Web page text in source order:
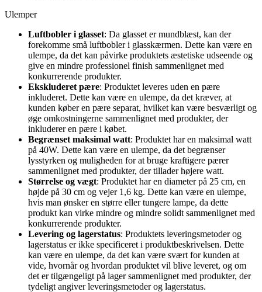
Ulemper
Luftbobler i glasset: Da glasset er mundblæst, kan der
forekomme små luftbobler i glasskærmen. Dette kan være en
ulempe, da det kan påvirke produktets æstetiske udseende og
give en mindre professionel finish sammenlignet med
konkurrerende produkter.
Ekskluderet pære: Produktet leveres uden en pære
inkluderet. Dette kan være en ulempe, da det kræver, at
kunden køber en pære separat, hvilket kan være besværligt og
øge omkostningerne sammenlignet med produkter, der
inkluderer en pære i købet.
Begrænset maksimal watt: Produktet har en maksimal watt
på 40W. Dette kan være en ulempe, da det begrænser
lysstyrken og muligheden for at bruge kraftigere pærer
sammenlignet med produkter, der tillader højere watt.
Størrelse og vægt: Produktet har en diameter på 25 cm, en
højde på 30 cm og vejer 1,6 kg. Dette kan være en ulempe,
hvis man ønsker en større eller tungere lampe, da dette
produkt kan virke mindre og mindre solidt sammenlignet med
konkurrerende produkter.
Levering og lagerstatus: Produktets leveringsmetoder og
lagerstatus er ikke specificeret i produktbeskrivelsen. Dette
kan være en ulempe, da det kan være svært for kunden at
vide, hvornår og hvordan produktet vil blive leveret, og om
det er tilgængeligt på lager sammenlignet med produkter, der
tydeligt angiver leveringsmetoder og lagerstatus.